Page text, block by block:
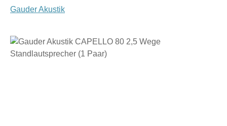
Gauder Akustik
Bildergalerie überspringen